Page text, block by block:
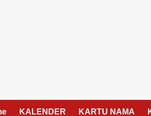
KALENDER KARTU NAMA